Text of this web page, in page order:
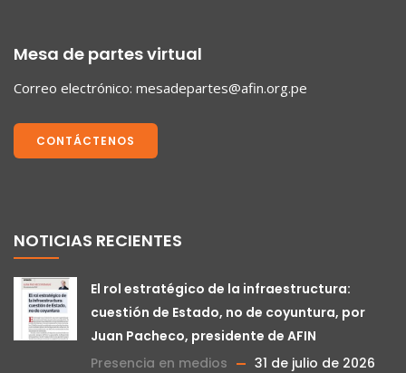
Mesa de partes virtual
Correo electrónico: mesadepartes@afin.org.pe
CONTÁCTENOS
NOTICIAS RECIENTES
El rol estratégico de la infraestructura:
cuestión de Estado, no de coyuntura, por
Juan Pacheco, presidente de AFIN
Presencia en medios
31 de julio de 2026